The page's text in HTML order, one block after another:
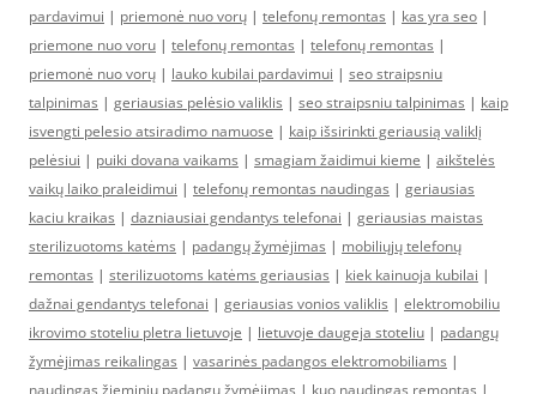
pardavimui | priemonė nuo vorų | telefonų remontas | kas yra seo |
priemone nuo voru | telefonų remontas | telefonų remontas |
priemonė nuo vorų | lauko kubilai pardavimui | seo straipsniu
talpinimas | geriausias pelėsio valiklis | seo straipsniu talpinimas | kaip
isvengti pelesio atsiradimo namuose | kaip išsirinkti geriausią valiklį
pelėsiui | puiki dovana vaikams | smagiam žaidimui kieme | aikštelės
vaikų laiko praleidimui | telefonų remontas naudingas | geriausias
kaciu kraikas | dazniausiai gendantys telefonai | geriausias maistas
sterilizuotoms katėms | padangų žymėjimas | mobiliųjų telefonų
remontas | sterilizuotoms katėms geriausias | kiek kainuoja kubilai |
dažnai gendantys telefonai | geriausias vonios valiklis | elektromobiliu
ikrovimo stoteliu pletra lietuvoje | lietuvoje daugeja stoteliu | padangų
žymėjimas reikalingas | vasarinės padangos elektromobiliams |
naudingas žieminių padangų žymėjimas | kuo naudingas remontas |